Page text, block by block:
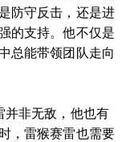
防守反击，还是进
的支持。他不仅是
总能带领团队走向
并非无敌，他也有
，雷猴赛雷也需要